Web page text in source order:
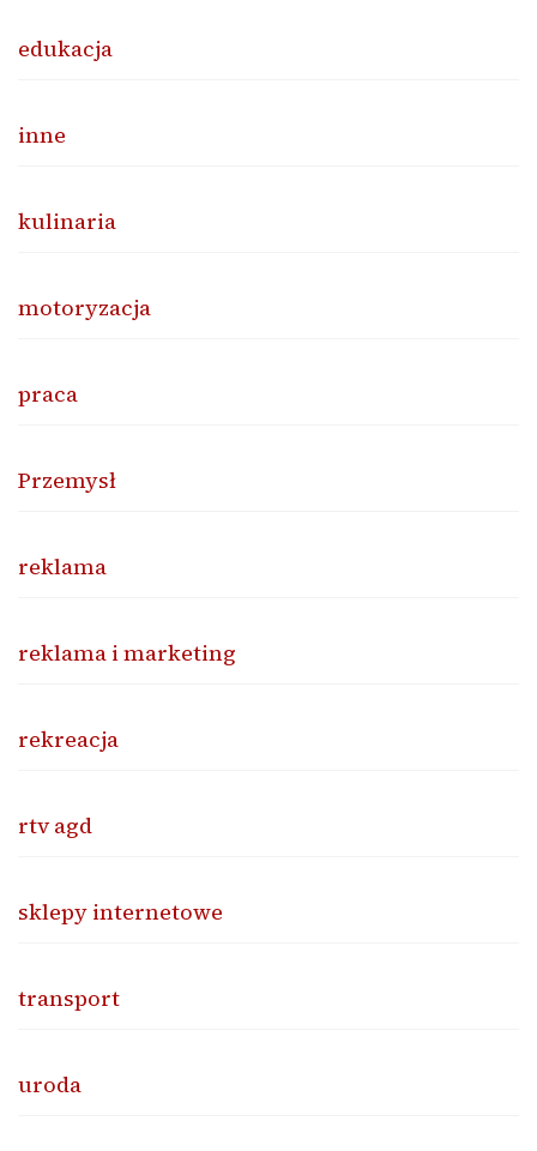
edukacja
inne
kulinaria
motoryzacja
praca
Przemysł
reklama
reklama i marketing
rekreacja
rtv agd
sklepy internetowe
transport
uroda